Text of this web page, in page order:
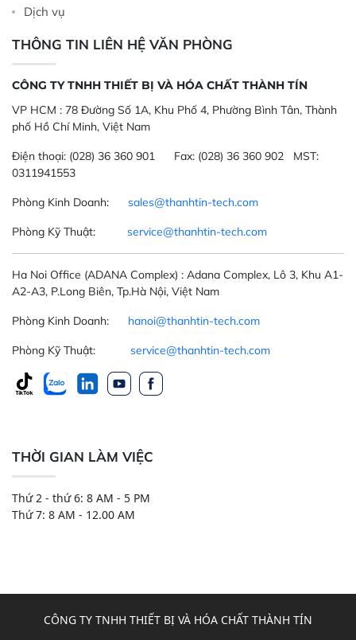
Dịch vụ
THÔNG TIN LIÊN HỆ VĂN PHÒNG
CÔNG TY TNHH THIẾT BỊ VÀ HÓA CHẤT THÀNH TÍN
VP HCM : 78 Đường Số 1A, Khu Phố 4, Phường Bình Tân, Thành
phố Hồ Chí Minh, Việt Nam
Điện thoại: (028) 36 360 901 Fax: (028) 36 360 902 MST:
0311941553
Phòng Kinh Doanh: sales@thanhtin-tech.com
Phòng Kỹ Thuật: service@thanhtin-tech.com
Ha Noi Office (ADANA Complex) : Adana Complex, Lô 3, Khu A1-
A2-A3, P.Long Biên, Tp.Hà Nội, Việt Nam
Phòng Kinh Doanh: hanoi@thanhtin-tech.com
Phòng Kỹ Thuật: service@thanhtin-tech.com
THỜI GIAN LÀM VIỆC
Thứ 2 - thứ 6: 8 AM - 5 PM
Thứ 7: 8 AM - 12.00 AM
CÔNG TY TNHH THIẾT BỊ VÀ HÓA CHẤT THÀNH TÍN